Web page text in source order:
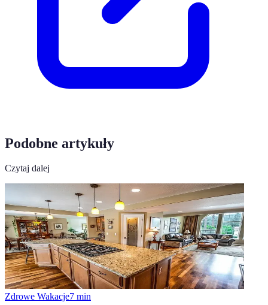
Podobne artykuły
Czytaj dalej
Zdrowe Wakacje7 min